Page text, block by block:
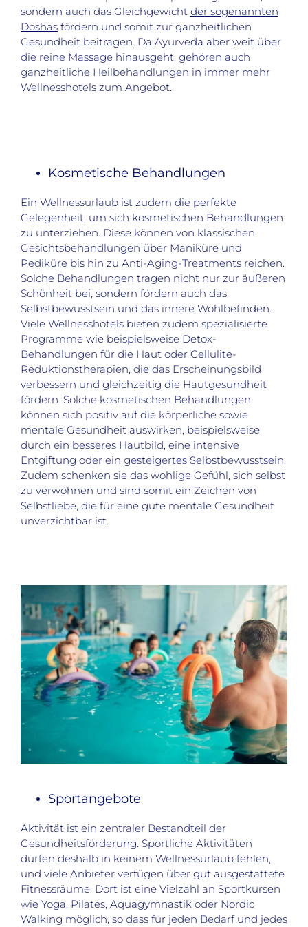
sondern auch das Gleichgewicht der sogenannten
Doshasfördern und somit zur ganzheitlichen
Gesundheit beitragen. Da Ayurveda aber weit über
die reine Massage hinausgeht, gehören auch
ganzheitliche Heilbehandlungen in immer mehr
Wellnesshotels zum Angebot.
Kosmetische Behandlungen
Ein Wellnessurlaub ist zudem die perfekte
Gelegenheit, um sich kosmetischen Behandlungen
zu unterziehen. Diese können von klassischen
Gesichtsbehandlungen über Maniküre und
Pediküre bis hin zu Anti-Aging-Treatments reichen.
Solche Behandlungen tragen nicht nur zur äußeren
Schönheit bei, sondern fördern auch das
Selbstbewusstsein und das innere Wohlbefinden.
Viele Wellnesshotels bieten zudem spezialisierte
Programme wie beispielsweise Detox-
Behandlungen für die Haut oder Cellulite-
Reduktionstherapien, die das Erscheinungsbild
verbessern und gleichzeitig die Hautgesundheit
fördern. Solche kosmetischen Behandlungen
können sich positiv auf die körperliche sowie
mentale Gesundheit auswirken, beispielsweise
durch ein besseres Hautbild, eine intensive
Entgiftung oder ein gesteigertes Selbstbewusstsein.
Zudem schenken sie das wohlige Gefühl, sich selbst
zu verwöhnen und sind somit ein Zeichen von
Selbstliebe, die für eine gute mentale Gesundheit
unverzichtbar ist.
Sportangebote
Aktivität ist ein zentraler Bestandteil der
Gesundheitsförderung. Sportliche Aktivitäten
dürfen deshalb in keinem Wellnessurlaub fehlen,
und viele Anbieter verfügen über gut ausgestattete
Fitnessräume. Dort ist eine Vielzahl an Sportkursen
wie Yoga, Pilates, Aquagymnastik oder Nordic
Walking möglich, so dass für jeden Bedarf und jedes